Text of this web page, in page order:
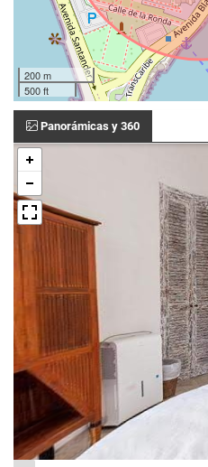
200 m
500 ft
Panorámicas y 360